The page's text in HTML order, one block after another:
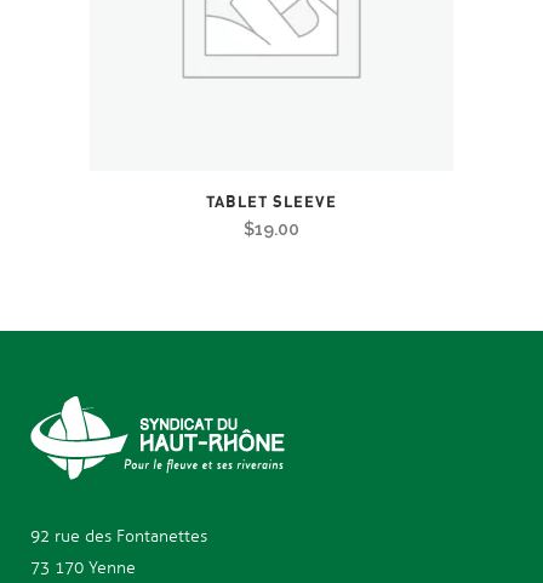
TABLET SLEEVE
$19.00
92 rue des Fontanettes
73 170 Yenne